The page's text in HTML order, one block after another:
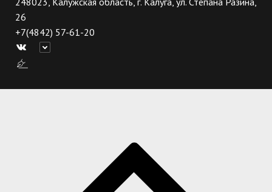
26
+7(4842) 57-61-20